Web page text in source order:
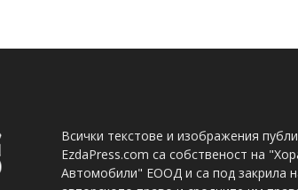
Всички текстове и изображения
EzdaPress.com са собственост на
Автомобили" ЕООД и са под закрила